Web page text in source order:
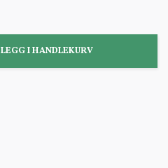
LEGG I HANDLEKURV